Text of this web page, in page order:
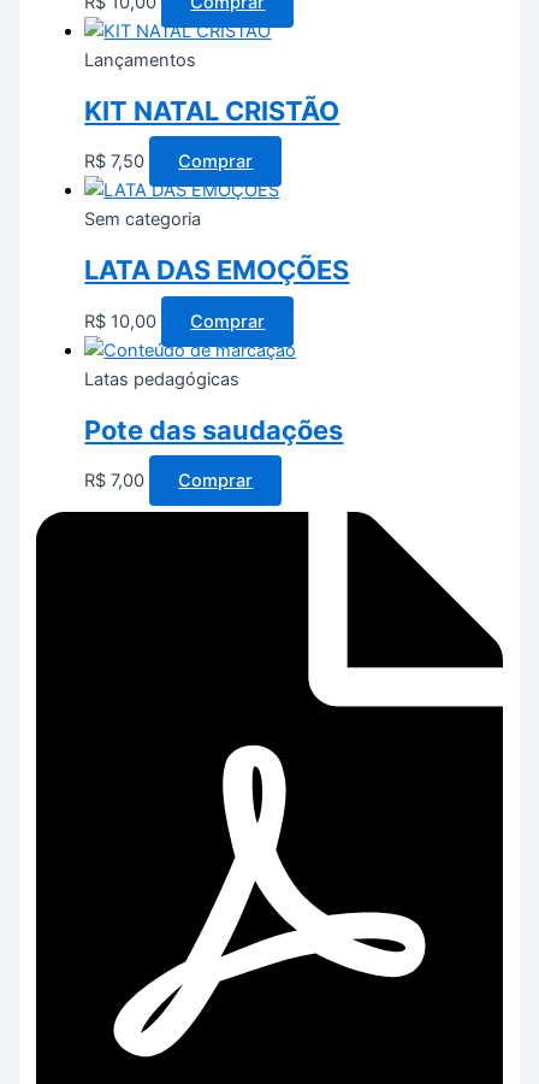
Lançamentos
KIT NATAL CRISTÃO
R$ 7,50 Comprar
Sem categoria
LATA DAS EMOÇÕES
R$ 10,00 Comprar
Latas pedagógicas
Pote das saudações
R$ 7,00 Comprar